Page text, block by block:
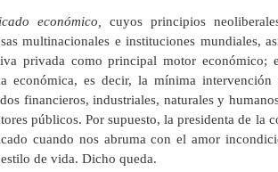
económico,
cuyos principios
multinacionales e instituciones mundiales,
privada como principal motor económico;
económica, es decir, la mínima
financieros, industriales, naturales y
públicos. Por supuesto, la presidenta de la
cuando nos abruma con el amor
de vida. Dicho queda.